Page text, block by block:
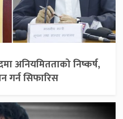
अनियमितताको निष्कर्ष,
गर्न सिफारिस